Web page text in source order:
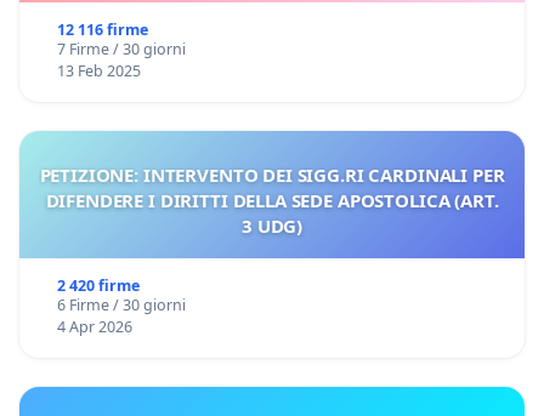
12 116 firme
7 Firme / 30 giorni
13 Feb 2025
PETIZIONE: INTERVENTO DEI SIGG.RI CARDINALI PER
DIFENDERE I DIRITTI DELLA SEDE APOSTOLICA (ART.
3 UDG)
2 420 firme
6 Firme / 30 giorni
4 Apr 2026